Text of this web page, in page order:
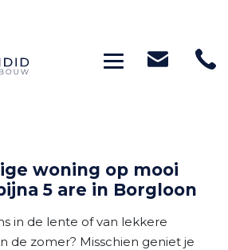
Toggle
woning op mooi
5 are in Borgloon
in de lente of van lekkere
de zomer? Misschien geniet je